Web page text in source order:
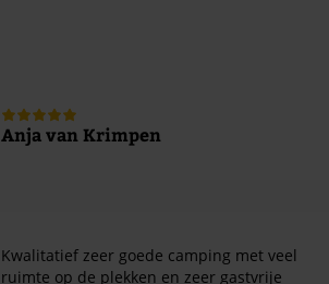
Anja van Krimpen
Kwalitatief zeer goede camping met veel
ruimte op de plekken en zeer gastvrije